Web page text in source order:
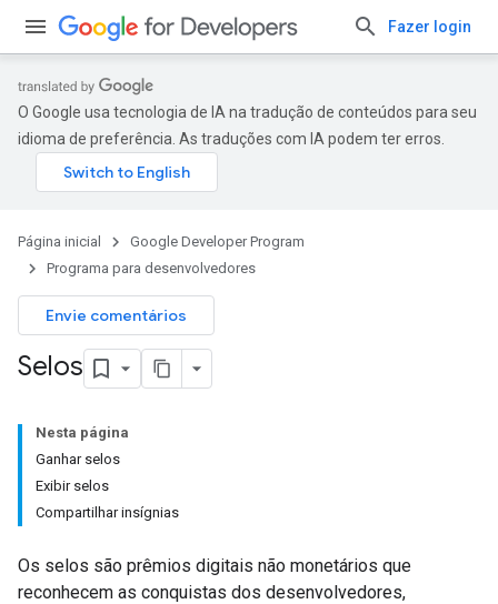
Fazer login
O Google usa tecnologia de IA na tradução de conteúdos para seu
idioma de preferência. As traduções com IA podem ter erros.
Página inicial
Google Developer Program
Programa para desenvolvedores
Envie comentários
Selos
Nesta página
Ganhar selos
Exibir selos
Compartilhar insígnias
Os selos são prêmios digitais não monetários que
reconhecem as conquistas dos desenvolvedores,